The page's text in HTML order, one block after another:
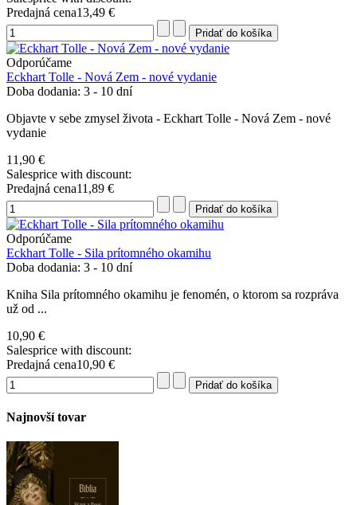
Predajná cena13,49 €
Odporúčame
Eckhart Tolle - Nová Zem - nové vydanie
Doba dodania: 3 - 10 dní
Objavte v sebe zmysel života - Eckhart Tolle - Nová Zem - nové
vydanie
11,90 €
Salesprice with discount:
Predajná cena11,89 €
Odporúčame
Eckhart Tolle - Sila prítomného okamihu
Doba dodania: 3 - 10 dní
Kniha Sila prítomného okamihu je fenomén, o ktorom sa rozpráva
už od ...
10,90 €
Salesprice with discount:
Predajná cena10,90 €
Najnovší tovar